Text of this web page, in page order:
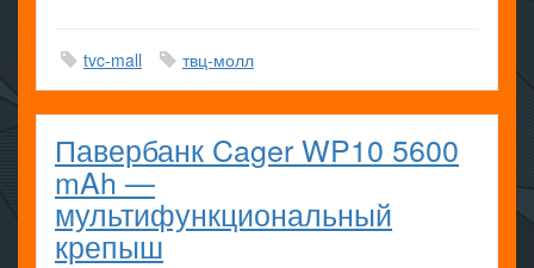
tvc-mall твц-молл
Павербанк Cager WP10 5600
mAh —
мультифункциональный
крепыш